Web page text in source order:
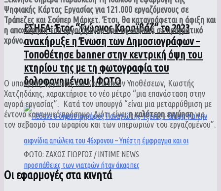
ΕΣΗΕΑ: Έτος “Γιώργος Καραϊβάζ” το 2023
ανακήρυξε η Ένωση των Δημοσιογράφων –
Τοποθέτησε banner στην κεντρική όψη του
κτηρίου της με τη φωτογραφία του
δολοφονημένου | ΦΩΤΟ
Ψηφιακής Κάρτας Εργασίας για 121.000 εργαζόμενους σε
Τράπεζες και Σούπερ Μάρκετ. Έτσι, θα καταγράφεται η άφιξη και
η αποχώρηση του εργαζόμενου από τη δουλειά σε πραγματικό
χρόνο.
Ο υπουργός Εργασίας και Κοινωνικών Υποθέσεων, Κωστής
Χατζηδάκης, χαρακτήρισε το νέο μέτρο “μια επανάσταση στην
αγορά εργασίας”. Κατά τον υπουργό “είναι μια μεταρρύθμιση με
έντονο κοινωνικό πρόσημο. Διότι είναιη καλύτερη εγγύησηγια
τον σεβασμό του ωραρίου και των υπερωριών του εργαζομένου”.
ΦΩΤΟ: ΖΑΧΟΣ ΓΙΩΡΓΟΣ / INTIME NEWS
Οι εφαρμογές στα κινητά